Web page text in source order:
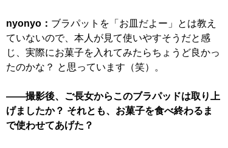
nyonyo： ブラパットを「お皿だよー」とは教え
ていないので、本人が見て使いやすそうだと感
じ、実際にお菓子を入れてみたらちょうど良かっ
たのかな？ と思っています（笑）。
――撮影後、ご長女からこのブラパッドは取り上
げましたか？ それとも、お菓子を食べ終わるま
で使わせてあげた？